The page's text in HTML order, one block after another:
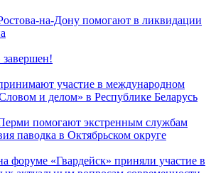
на-Дону помогают в ликвидации
участие в международном
и делом» в Республике Беларусь
помогают экстренным службам
паводка в Октябрьском округе
форуме «Гвардейск» приняли участие в